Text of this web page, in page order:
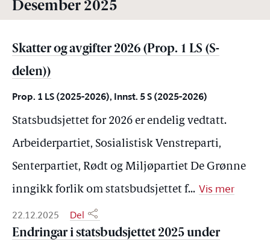
Desember 2025
Skatter og avgifter 2026 (Prop. 1 LS (S-
delen))
Prop. 1 LS (2025-2026), Innst. 5 S (2025-2026)
Statsbudsjettet for 2026 er endelig vedtatt.
Arbeiderpartiet, Sosialistisk Venstreparti,
Senterpartiet, Rødt og Miljøpartiet De Grønne
inngikk forlik om statsbudsjettet f... Vis mer
22.12.2025
Del
Endringar i statsbudsjettet 2025 under